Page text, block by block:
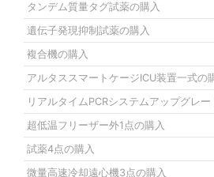
タンデム質量タグ試薬の購入
遺伝子発現抑制試薬の購入
複合機の購入
アルタススマートケージICU装置一式の
リアルタイムPCRシステムアップグレー
超低温フリーザー外1点の購入
試薬4点の購入
微量高速冷却遠心機3点の購入